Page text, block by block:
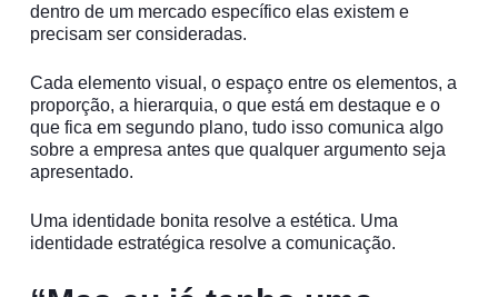
dentro de um mercado específico elas existem e
precisam ser consideradas.
Cada elemento visual, o espaço entre os elementos, a
proporção, a hierarquia, o que está em destaque e o
que fica em segundo plano, tudo isso comunica algo
sobre a empresa antes que qualquer argumento seja
apresentado.
Uma identidade bonita resolve a estética. Uma
identidade estratégica resolve a comunicação.